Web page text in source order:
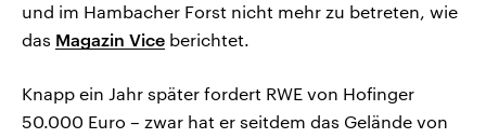
und im Hambacher Forst nicht mehr zu betreten, wie
das Magazin Vice berichtet.
Knapp ein Jahr später fordert RWE von Hofinger
50.000 Euro – zwar hat er seitdem das Gelände von